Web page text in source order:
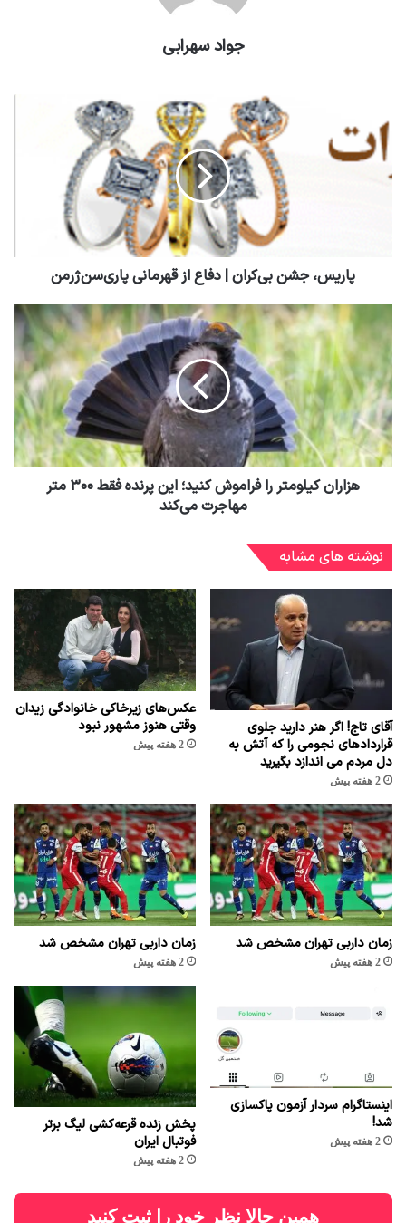
جواد سهرابی
پاریس، جشن بی‌کران | دفاع از قهرمانی پاری‌سن‌ژرمن
هزاران کیلومتر را فراموش کنید؛ این پرنده فقط ۳۰۰ متر
مهاجرت می‌کند
نوشته های مشابه
آقای تاج! اگر هنر دارید جلوی
قراردادهای نجومی را که آتش به
دل مردم می اندازد بگیرید
2 هفته پیش
عکس‌های زیرخاکی خانوادگی زیدان
وقتی هنوز مشهور نبود
2 هفته پیش
زمان داربی تهران مشخص شد
2 هفته پیش
زمان داربی تهران مشخص شد
2 هفته پیش
اینستاگرام سردار آزمون پاکسازی
شد!
2 هفته پیش
پخش زنده قرعه‌کشی لیگ برتر
فوتبال ایران
2 هفته پیش
همین حالا نظر خود را ثبت کنید